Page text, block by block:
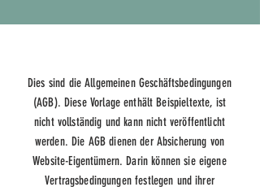
Dies sind die Allgemeinen Geschäftsbedingungen
(AGB). Diese Vorlage enthält Beispieltexte, ist
nicht vollständig und kann nicht veröffentlicht
werden. Die AGB dienen der Absicherung von
Website-Eigentümern. Darin können sie eigene
Vertragsbedingungen festlegen und ihrer